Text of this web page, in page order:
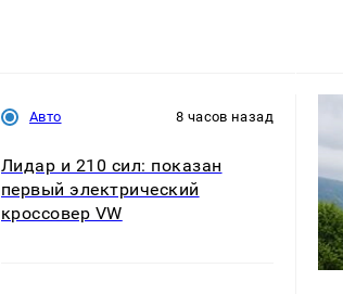
Авто 8 часов назад
Лидар и 210 сил: показан
первый электрический
кроссовер VW